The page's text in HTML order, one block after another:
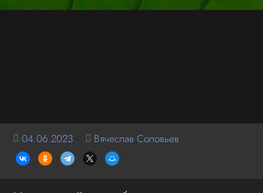
04.06.2023 Вячеслав Соловьев